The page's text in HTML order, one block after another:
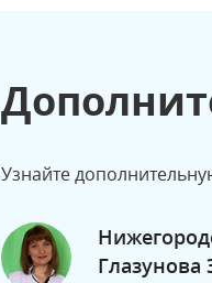
Узнайте
Глазунова